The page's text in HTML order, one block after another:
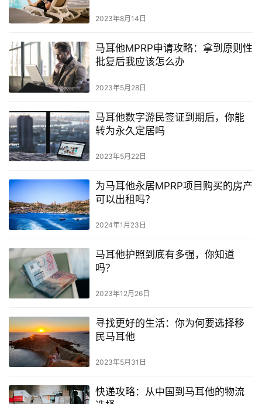
2023年8月14日
马耳他MPRP申请攻略：拿到原则性
批复后我应该怎么办
2023年5月28日
马耳他数字游民签证到期后，你能
转为永久定居吗
2023年5月22日
为马耳他永居MPRP项目购买的房产
可以出租吗？
2024年1月23日
马耳他护照到底有多强，你知道
吗？
2023年12月26日
寻找更好的生活：你为何要选择移
民马耳他
2023年5月31日
快递攻略：从中国到马耳他的物流